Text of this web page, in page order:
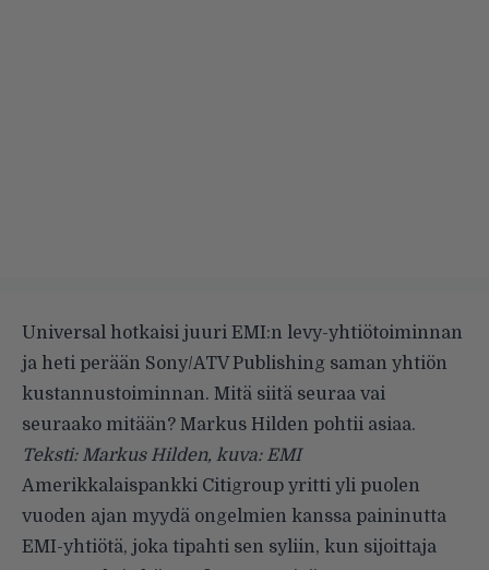
Universal hotkaisi juuri EMI:n levy-yhtiötoiminnan
ja heti perään Sony/ATV Publishing saman yhtiön
kustannustoiminnan. Mitä siitä seuraa vai
seuraako mitään? Markus Hilden pohtii asiaa.
Teksti: Markus Hilden, kuva: EMI
Amerikkalaispankki Citigroup yritti yli puolen
vuoden ajan myydä ongelmien kanssa paininutta
EMI-yhtiötä, joka tipahti sen syliin, kun sijoittaja